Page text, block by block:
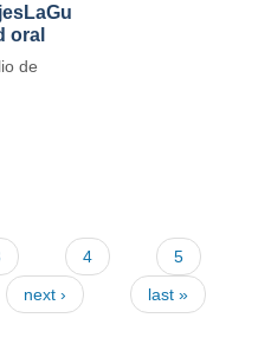
oral
de
4
5
next › last »